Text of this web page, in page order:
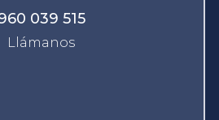
039 515
Llámanos